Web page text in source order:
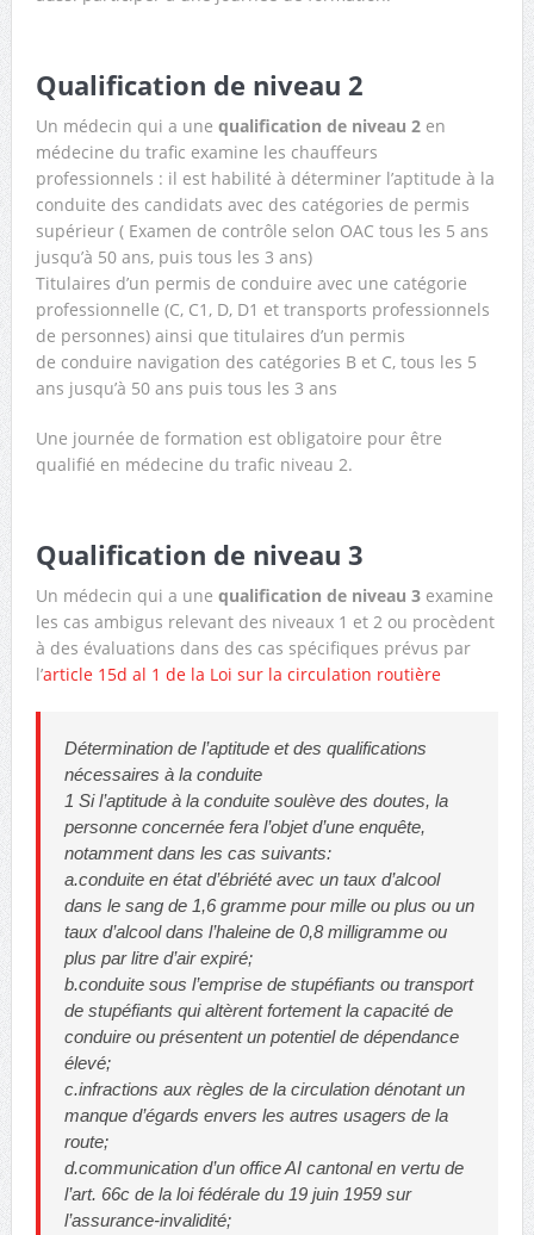
Qualification de niveau 2
Un médecin qui a une qualification de niveau 2en
médecine du trafic examine les chauffeurs
professionnels : il est habilité à déterminer l’aptitude à la
conduite des candidats avec des catégories de permis
supérieur ( Examen de contrôle selon OAC tous les 5 ans
jusqu’à 50 ans, puis tous les 3 ans)
Titulaires d’un permis de conduire avec une catégorie
professionnelle (C, C1, D, D1 et transports professionnels
de personnes) ainsi que titulaires d’un permis
de conduire navigation des catégories B et C, tous les 5
ans jusqu’à 50 ans puis tous les 3 ans
Une journée de formation est obligatoire pour être
qualifié en médecine du trafic niveau 2.
Qualification de niveau 3
Un médecin qui a une qualification de niveau 3examine
les cas ambigus relevant des niveaux 1 et 2 ou procèdent
à des évaluations dans des cas spécifiques prévus par
l’article 15d al 1 de la Loi sur la circulation routière
Détermination de l’aptitude et des qualifications
nécessaires à la conduite
1 Si l’aptitude à la conduite soulève des doutes, la
personne concernée fera l’objet d’une enquête,
notamment dans les cas suivants:
a.conduite en état d’ébriété avec un taux d’alcool
dans le sang de 1,6 gramme pour mille ou plus ou un
taux d’alcool dans l’haleine de 0,8 milligramme ou
plus par litre d’air expiré;
b.conduite sous l’emprise de stupéfiants ou transport
de stupéfiants qui altèrent fortement la capacité de
conduire ou présentent un potentiel de dépendance
élevé;
c.infractions aux règles de la circulation dénotant un
manque d’égards envers les autres usagers de la
route;
d.communication d’un office AI cantonal en vertu de
l’art. 66c de la loi fédérale du 19 juin 1959 sur
l’assurance-invalidité;